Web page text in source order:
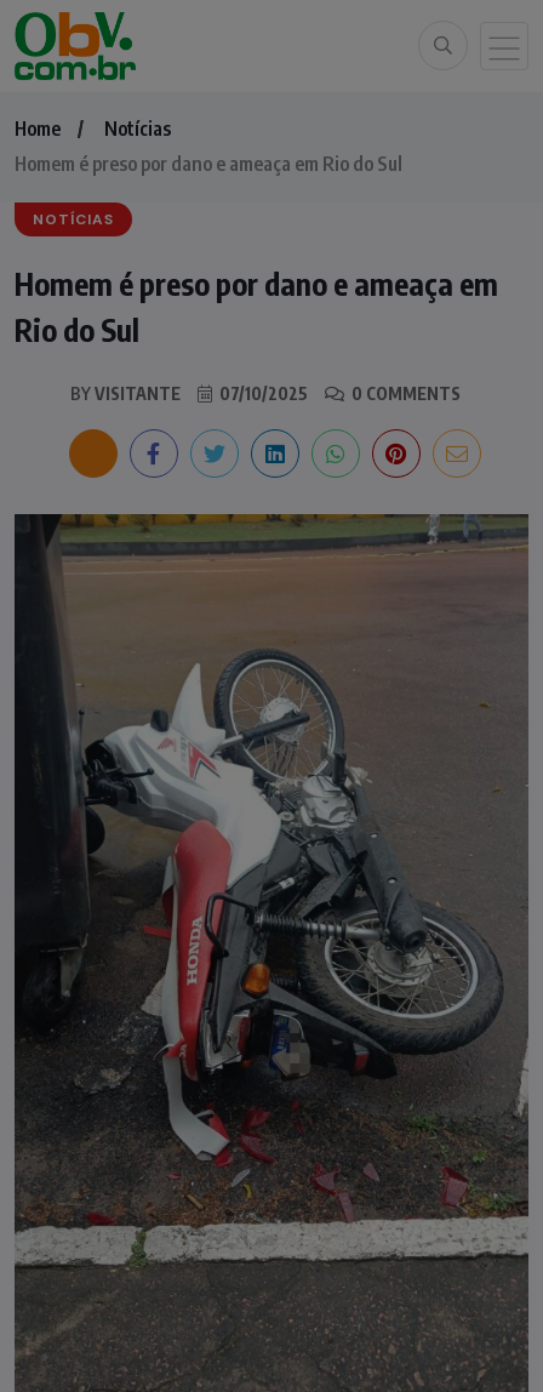
Home
Notícias
Homem é preso por dano e ameaça em Rio do Sul
NOTÍCIAS
Homem é preso por dano e ameaça em
Rio do Sul
BYVISITANTE 07/10/2025 0 COMMENTS